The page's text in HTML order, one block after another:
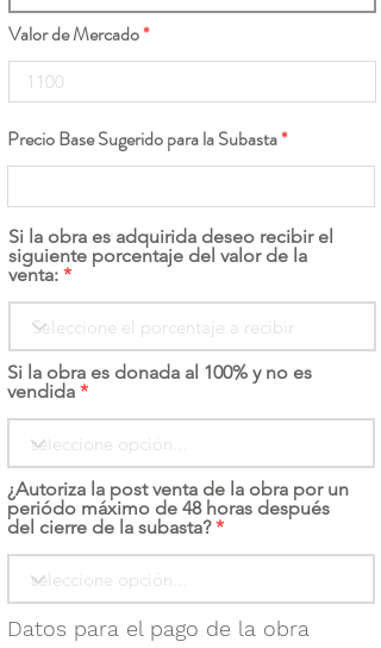
Valor de Mercado
Precio Base Sugerido para la Subasta
Si la obra es adquirida deseo recibir el
siguiente porcentaje del valor de la
venta:
Si la obra es donada al 100% y no es
vendida
¿Autoriza la post venta de la obra por un
periódo máximo de 48 horas después
del cierre de la subasta?
Datos para el pago de la obra